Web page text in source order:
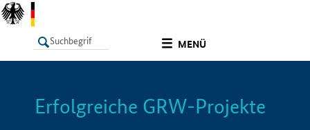
MENÜ
LISTE Info
Erfolgreiche GRW-Projekte